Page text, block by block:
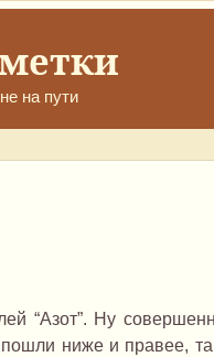
на пути
“Азот”. Ну
ниже и правее,